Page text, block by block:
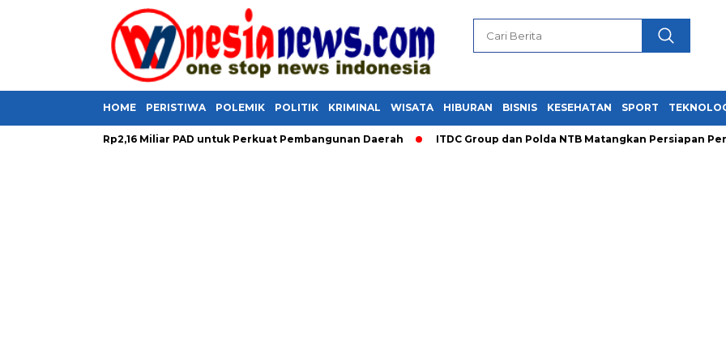
HOME PERISTIWA POLEMIK POLITIK KRIMINAL WISATA HIBURAN BISNIS KESEHATAN SPORT
Rp2,16 Miliar PAD untuk Perkuat Pembangunan Daerah ITDC Group dan Polda NTB Matangkan Persiapan